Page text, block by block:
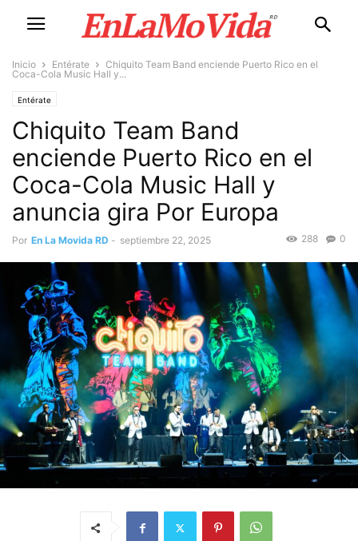
Inicio Entérate
Chiquito Team Band enciende Puerto Rico en el
Coca-Cola Music Hall y...
Entérate
Chiquito Team Band
enciende Puerto Rico en el
Coca-Cola Music Hall y
anuncia gira Por Europa
Por En La Movida RD - septiembre 22, 2025 0
288